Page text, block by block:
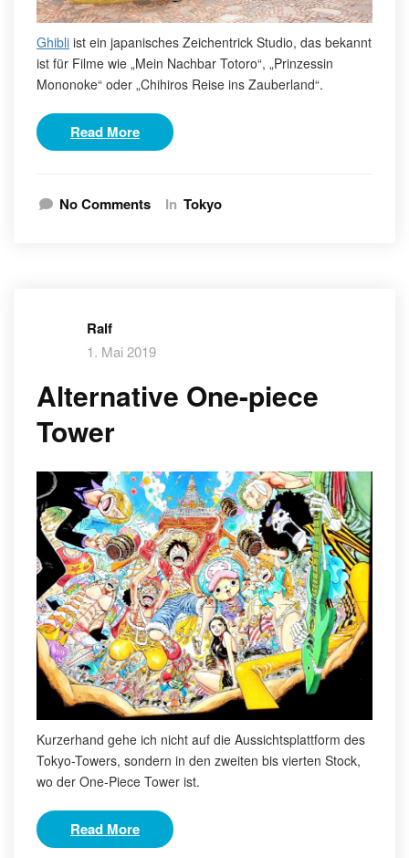
Ghibli ist ein japanisches Zeichentrick Studio, das bekannt
ist für Filme wie „Mein Nachbar Totoro“, „Prinzessin
Mononoke“ oder „Chihiros Reise ins Zauberland“.
Read More
No Comments In Tokyo
Ralf
1. Mai 2019
Alternative One-piece
Tower
Kurzerhand gehe ich nicht auf die Aussichtsplattform des
Tokyo-Towers, sondern in den zweiten bis vierten Stock,
wo der One-Piece Tower ist.
Read More